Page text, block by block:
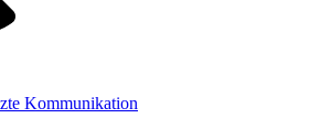
Kommunikation